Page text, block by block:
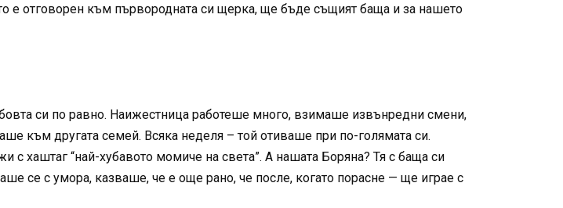
е отговорен към първородната си щерка, ще бъде същият баща и за нашето
си по равно. Наижестница работеше много, взимаше извънредни смени,
към другата семей. Всяка неделя – той отиваше при по-голямата си.
хаштаг “най-хубавото момиче на света”. А нашата Боряна? Тя с баща си
се с умора, казваше, че е още рано, че после, когато порасне — ще играе с